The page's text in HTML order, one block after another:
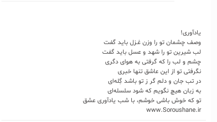
یادآوری!
وصف چشمان تو را وزن غـزل باید گفت
لب شیرین تو را شهد و عسل باید گفت
چشم و لب را که گرفتی به هوای دگری
نگرفتی تو از این عاشق تنها ‌خبری
در تب جان و دلم گر ز تو باشد گِله‌ای
به زبان هیچ نگویم که شود سلسله‌ای
تو که خوش باشی خوشم، با شب یادآوری عشق
www.Soroushane.ir